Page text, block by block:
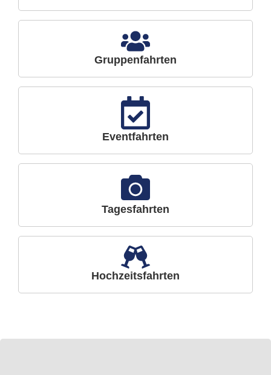
Gruppenfahrten
Eventfahrten
Tagesfahrten
Hochzeitsfahrten